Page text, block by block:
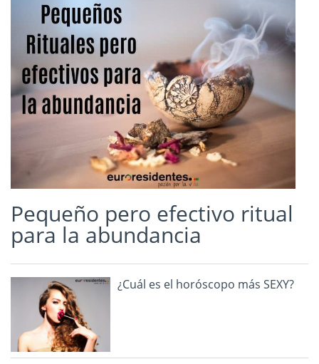
Pequeño pero efectivo ritual
para la abundancia
¿Cuál es el horóscopo más SEXY?